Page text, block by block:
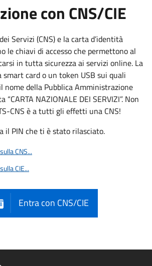
con CNS/CIE
Servizi (CNS) e la carta d’identità
le chiavi di accesso che permettono al
in tutta sicurezza ai servizi online. La
smart card o un token USB sui quali
nome della Pubblica Amministrazione
NAZIONALE DEI SERVIZI”. Non
CNS è a tutti gli effetti una CNS!
il PIN che ti è stato rilasciato.
CNS...
CIE...
Entra con CNS/CIE